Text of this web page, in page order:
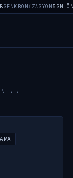
SENKRONIZASYON5SN
›